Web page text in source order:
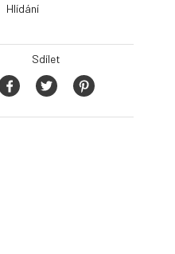
Hlídání
Sdílet